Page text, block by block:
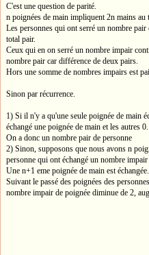
C'est une question de parité.
n poignées de main impliquent 2n mains au
Les personnes qui ont serré un nombre
total pair.
Ceux qui en on serré un nombre impair
nombre pair car différence de deux pairs.
Hors une somme de nombres impairs est
Sinon par récurrence.
1) Si il n'y a qu'une seule poignée de main
échangé une poignée de main et les autres 0.
On a donc un nombre pair de personne
2) Sinon, supposons que nous avons n
personne qui ont échangé un nombre impair
Une n+1 eme poignée de main est échangée.
Suivant le passé des poignées des
nombre impair de poignée diminue de 2,